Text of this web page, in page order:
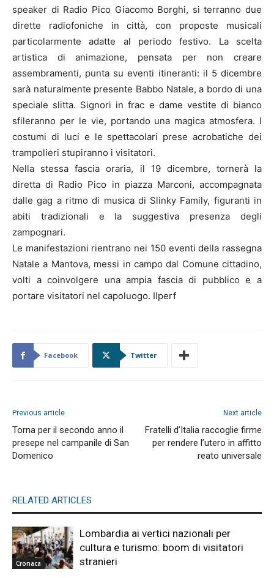
speaker di Radio Pico Giacomo Borghi, si terranno due
dirette radiofoniche in città, con proposte musicali
particolarmente adatte al periodo festivo. La scelta
artistica di animazione, pensata per non creare
assembramenti, punta su eventi itineranti: il 5 dicembre
sarà naturalmente presente Babbo Natale, a bordo di una
speciale slitta. Signori in frac e dame vestite di bianco
sfileranno per le vie, portando una magica atmosfera. I
costumi di luci e le spettacolari prese acrobatiche dei
trampolieri stupiranno i visitatori.
Nella stessa fascia oraria, il 19 dicembre, tornerà la
diretta di Radio Pico in piazza Marconi, accompagnata
dalle gag a ritmo di musica di Slinky Family, figuranti in
abiti tradizionali e la suggestiva presenza degli
zampognari.
Le manifestazioni rientrano nei 150 eventi della rassegna
Natale a Mantova, messi in campo dal Comune cittadino,
volti a coinvolgere una ampia fascia di pubblico e a
portare visitatori nel capoluogo. Ilperf
Facebook Twitter
Previous article
Torna per il secondo anno il
presepe nel campanile di San
Domenico
Next article
Fratelli d’Italia raccoglie firme
per rendere l’utero in affitto
reato universale
RELATED ARTICLES
Cronaca
Lombardia ai vertici nazionali per
cultura e turismo: boom di visitatori
stranieri